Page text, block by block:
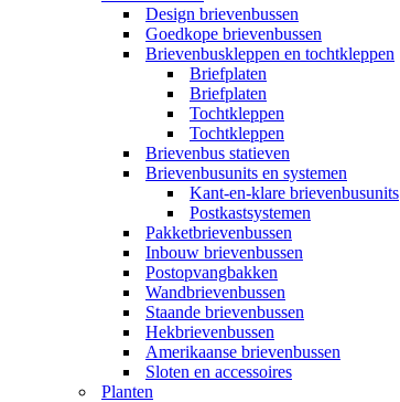
Design brievenbussen
Goedkope brievenbussen
Brievenbuskleppen en tochtkleppen
Briefplaten
Briefplaten
Tochtkleppen
Tochtkleppen
Brievenbus statieven
Brievenbusunits en systemen
Kant-en-klare brievenbusunits
Postkastsystemen
Pakketbrievenbussen
Inbouw brievenbussen
Postopvangbakken
Wandbrievenbussen
Staande brievenbussen
Hekbrievenbussen
Amerikaanse brievenbussen
Sloten en accessoires
Planten